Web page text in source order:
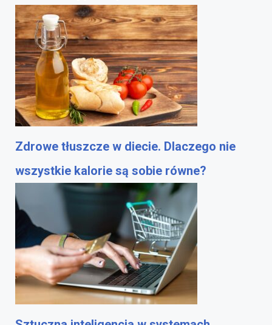
Zdrowe tłuszcze w diecie. Dlaczego nie
wszystkie kalorie są sobie równe?